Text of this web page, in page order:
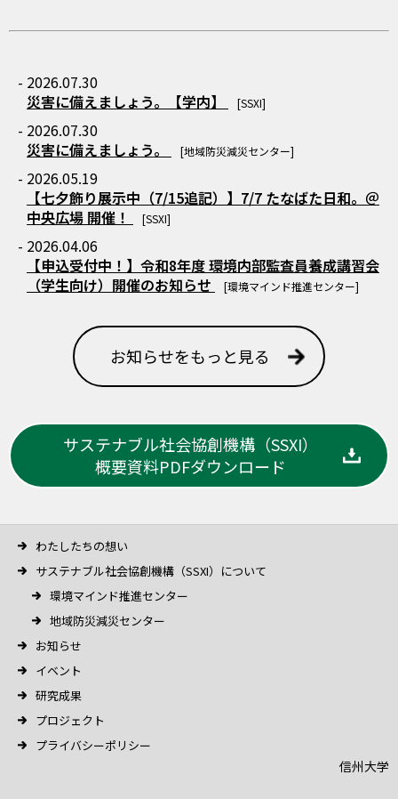
- 2026.07.30
災害に備えましょう。【学内】
[SSXI]
- 2026.07.30
災害に備えましょう。
[地域防災減災センター]
- 2026.05.19
【七夕飾り展示中（7/15追記）】7/7 たなばた日和。＠
中央広場 開催！
[SSXI]
- 2026.04.06
【申込受付中！】令和8年度 環境内部監査員養成講習会
（学生向け）開催のお知らせ
[環境マインド推進センター]
お知らせをもっと見る
サステナブル社会協創機構（SSXI）
概要資料PDFダウンロード
わたしたちの想い
サステナブル社会協創機構（SSXI）について
環境マインド推進センター
地域防災減災センター
お知らせ
イベント
研究成果
プロジェクト
プライバシーポリシー
信州大学